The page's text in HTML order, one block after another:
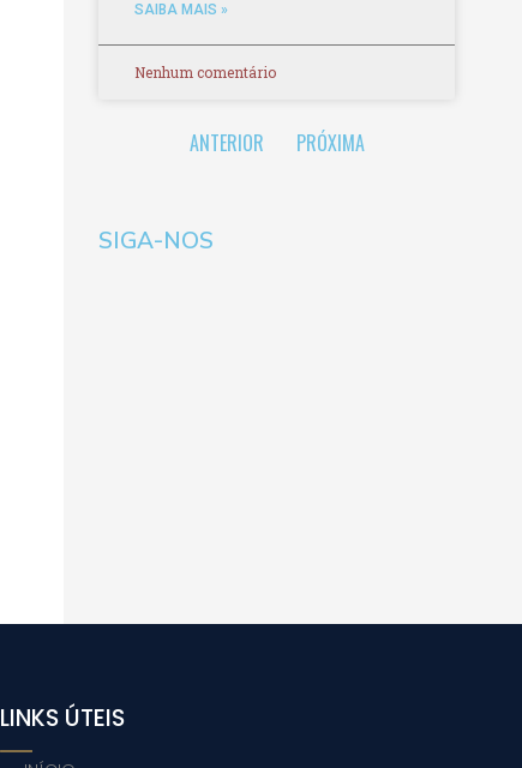
SAIBA MAIS »
Nenhum comentário
ANTERIOR PRÓXIMA
SIGA-NOS
LINKS ÚTEIS